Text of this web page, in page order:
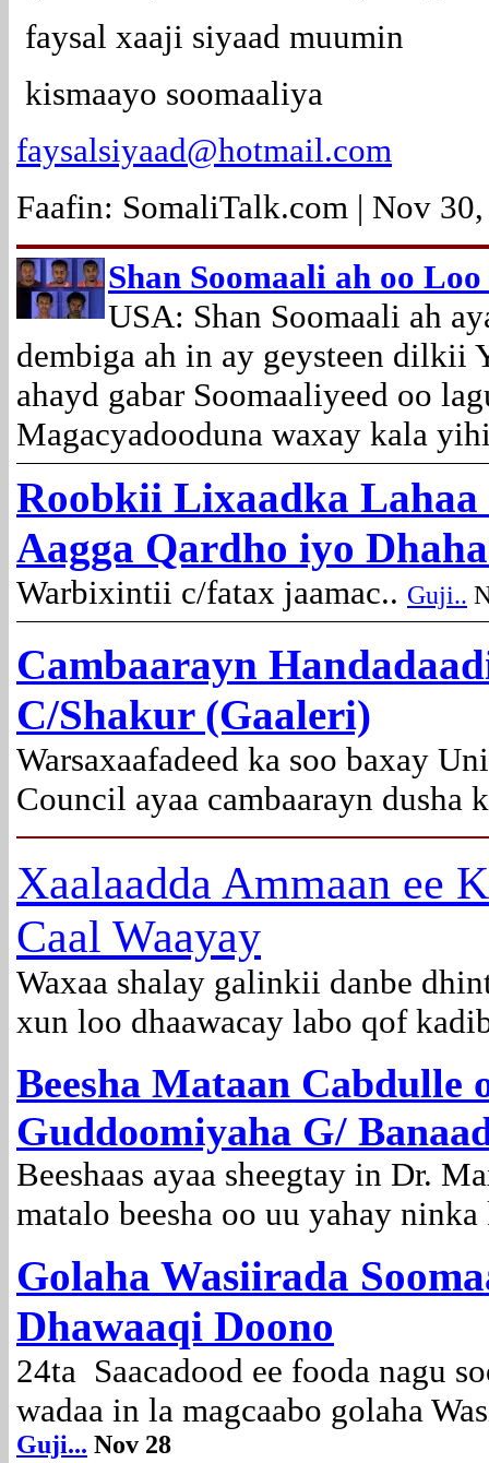
faysal xaaji siyaad muumin
kismaayo soomaaliya
faysalsiyaad@hotmail.com
Faafin: SomaliTalk.com | Nov
Shan Soomaali ah oo
USA: Shan Soomaali ah
dembiga ah in ay geysteen dilkii
ahayd gabar Soomaaliyeed oo
Magacyadooduna waxay kala
Roobkii Lixaadka Lahaa
Aagga Qardho iyo
Warbixintii c/fatax jaamac.. Guji..
Cambaarayn
C/Shakur (Gaaleri)
Warsaxaafadeed ka soo baxay
Council ayaa cambaarayn dusha
Xaalaadda Ammaan ee
Caal Waayay
Waxaa shalay galinkii danbe
xun loo dhaawacay labo qof
Beesha Mataan Cabdulle
Guddoomiyaha G/
Beeshaas ayaa sheegtay in Dr.
matalo beesha oo uu yahay
Golaha Wasiirada
Dhawaaqi Doono
24ta Saacadood ee fooda nagu
wadaa in la magcaabo golaha
Guji... Nov 28